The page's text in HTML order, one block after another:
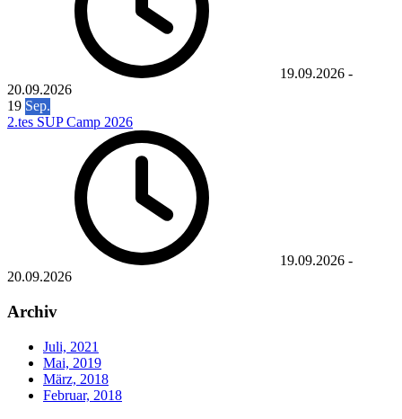
19.09.2026 -
20.09.2026
19 Sep.
2.tes SUP Camp 2026
19.09.2026 -
20.09.2026
Archiv
Juli, 2021
Mai, 2019
März, 2018
Februar, 2018